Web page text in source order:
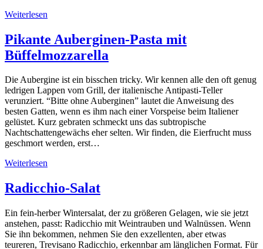
Weiterlesen
Pikante Auberginen-Pasta mit
Büffelmozzarella
Die Aubergine ist ein bisschen tricky. Wir kennen alle den oft genug
ledrigen Lappen vom Grill, der italienische Antipasti-Teller
verunziert. “Bitte ohne Auberginen” lautet die Anweisung des
besten Gatten, wenn es ihm nach einer Vorspeise beim Italiener
gelüstet. Kurz gebraten schmeckt uns das subtropische
Nachtschattengewächs eher selten. Wir finden, die Eierfrucht muss
geschmort werden, erst…
Weiterlesen
Radicchio-Salat
Ein fein-herber Wintersalat, der zu größeren Gelagen, wie sie jetzt
anstehen, passt: Radicchio mit Weintrauben und Walnüssen. Wenn
Sie ihn bekommen, nehmen Sie den exzellenten, aber etwas
teureren, Trevisano Radicchio, erkennbar am länglichen Format. Für